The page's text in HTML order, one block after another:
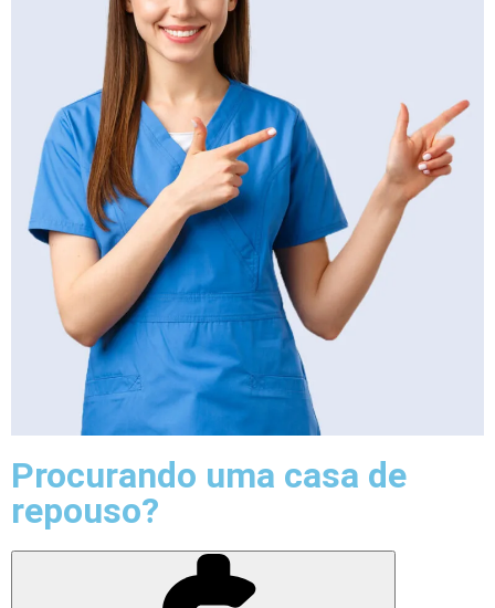
Procurando uma casa de
repouso?